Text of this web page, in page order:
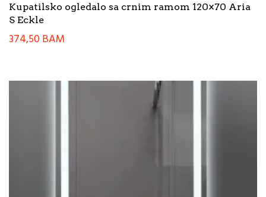
Kupatilsko ogledalo sa crnim ramom 120×70 Aria
S Eckle
374,50BAM